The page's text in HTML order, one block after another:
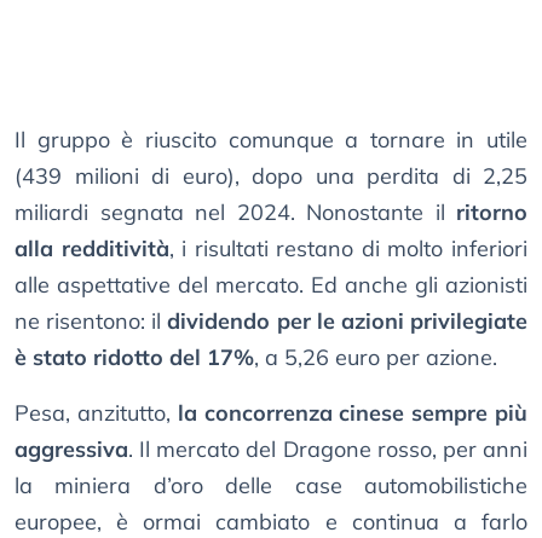
Il gruppo è riuscito comunque a tornare in utile
(439 milioni di euro), dopo una perdita di 2,25
miliardi segnata nel 2024. Nonostante il ritorno
alla redditività, i risultati restano di molto inferiori
alle aspettative del mercato. Ed anche gli azionisti
ne risentono: ildividendo per le azioni privilegiate
è stato ridotto del 17%, a 5,26 euro per azione.
Pesa, anzitutto, la concorrenza cinese sempre più
aggressiva. Il mercato del Dragone rosso, per anni
la miniera d’oro delle case automobilistiche
europee, è ormai cambiato e continua a farlo